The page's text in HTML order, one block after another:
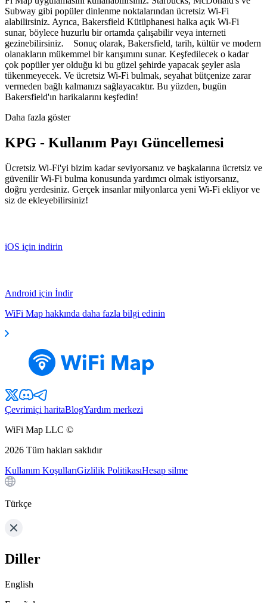
Subway gibi popüler dinlenme noktalarından ücretsiz Wi-Fi
alabilirsiniz. Ayrıca, Bakersfield Kütüphanesi halka açık Wi-Fi
sunar, böylece huzurlu bir ortamda çalışabilir veya interneti
gezinebilirsiniz. Sonuç olarak, Bakersfield, tarih, kültür ve modern
olanakların mükemmel bir karışımını sunar. Keşfedilecek o kadar
çok popüler yer olduğu ki bu güzel şehirde yapacak şeyler asla
tükenmeyecek. Ve ücretsiz Wi-Fi bulmak, seyahat bütçenize zarar
vermeden bağlı kalmanızı sağlayacaktır. Bu yüzden, bugün
Bakersfield'ın harikalarını keşfedin!
Daha fazla göster
KPG - Kullanım Payı Güncellemesi
Ücretsiz Wi-Fi'yi bizim kadar seviyorsanız ve başkalarına ücretsiz ve
güvenilir Wi-Fi bulma konusunda yardımcı olmak istiyorsanız,
doğru yerdesiniz. Gerçek insanlar milyonlarca yeni Wi-Fi ekliyor ve
siz de ekleyebilirsiniz!
iOS için indirin
Android için İndir
WiFi Map hakkında daha fazla bilgi edinin
Çevrimiçi haritaBlogYardım merkezi
WiFi Map LLC ©
2026 Tüm hakları saklıdır
Kullanım KoşullarıGizlilik PolitikasıHesap silme
Türkçe
Diller
English